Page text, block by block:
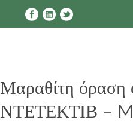
Μαραθίτη όραση
ΝΤΕΤΕΚΤΙΒ –